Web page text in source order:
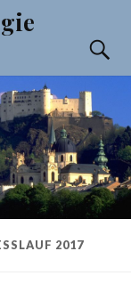
2017